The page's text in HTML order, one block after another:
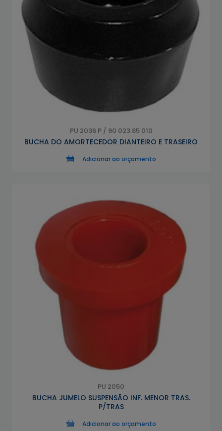
PU 2036 P / 90 023 85 010
BUCHA DO AMORTECEDOR DIANTEIRO E TRASEIRO
Adicionar ao orçamento
PU 2050
BUCHA JUMELO SUSPENSÃO INF. MENOR TRAS.
P/TRAS
Adicionar ao orçamento